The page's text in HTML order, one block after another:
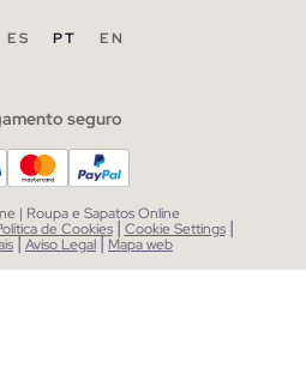
ES PT EN
seguro
| Roupa e Sapatos Online
de Cookies | Cookie Settings |
|Aviso Legal| Mapa web